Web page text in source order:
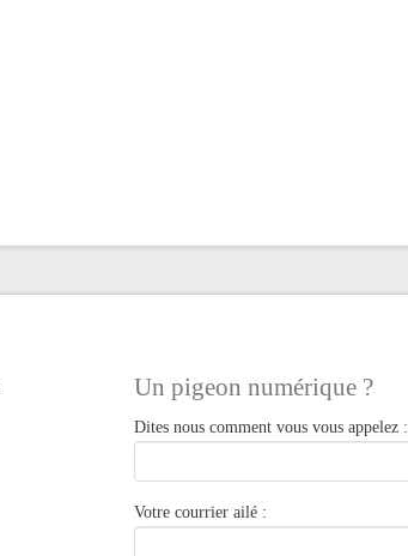
Un pigeon numérique ?
Dites nous comment vous vous appelez :
Votre courrier ailé :